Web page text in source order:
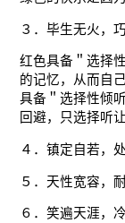
３．毕生无火，
红色具备＂选择
的记忆，从而自
具备＂选择性倾
回避，只选择听
４．镇定自若，
５．天性宽容，
６．笑遍天涯，